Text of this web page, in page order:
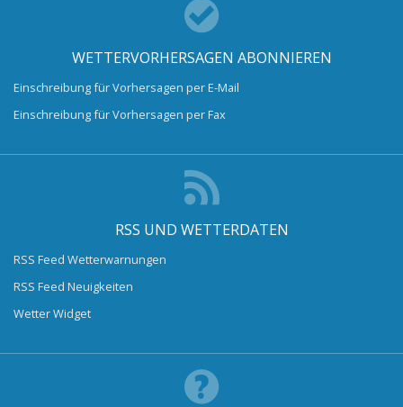
WETTERVORHERSAGEN ABONNIEREN
Einschreibung für Vorhersagen per E-Mail
Einschreibung für Vorhersagen per Fax
RSS UND WETTERDATEN
RSS Feed Wetterwarnungen
RSS Feed Neuigkeiten
Wetter Widget